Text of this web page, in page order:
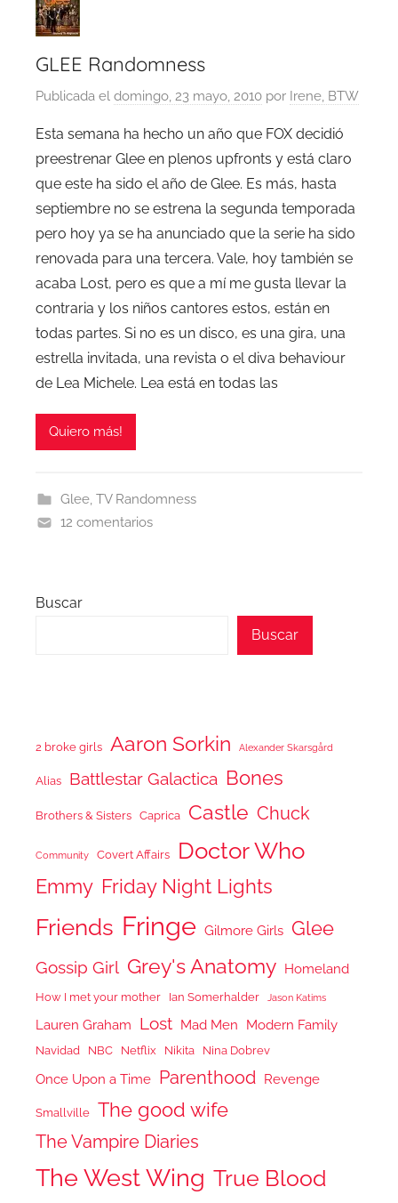
GLEE Randomness
Publicada el domingo, 23 mayo, 2010 por Irene, BTW
Esta semana ha hecho un año que FOX decidió
preestrenar Glee en plenos upfronts y está claro
que este ha sido el año de Glee. Es más, hasta
septiembre no se estrena la segunda temporada
pero hoy ya se ha anunciado que la serie ha sido
renovada para una tercera. Vale, hoy también se
acaba Lost, pero es que a mí me gusta llevar la
contraria y los niños cantores estos, están en
todas partes. Si no es un disco, es una gira, una
estrella invitada, una revista o el diva behaviour
de Lea Michele. Lea está en todas las
Quiero más!
Glee, TV Randomness
12 comentarios
Buscar
Buscar
2 broke girls Aaron Sorkin Alexander Skarsgård
Alias Battlestar Galactica Bones
Brothers & Sisters Caprica Castle Chuck
Community Covert Affairs Doctor Who
Emmy Friday Night Lights
Friends Fringe Gilmore Girls Glee
Gossip Girl Grey's Anatomy Homeland
How I met your mother Ian Somerhalder Jason Katims
Lauren Graham Lost Mad Men Modern Family
Navidad NBC Netflix Nikita Nina Dobrev
Once Upon a Time Parenthood Revenge
Smallville The good wife
The Vampire Diaries
The West Wing True Blood